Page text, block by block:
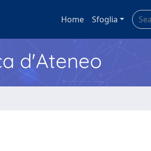
Home Sfoglia
d'Ateneo